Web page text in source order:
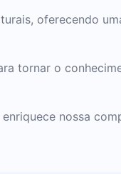
oferecendo
tornar o
nossa